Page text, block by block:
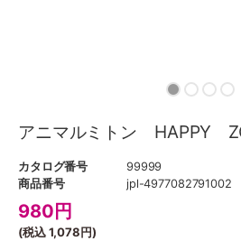
アニマルミトン HAPPY
カタログ番号
99999
商品番号
jpl-4977082791002
980 円
(税込1,078円)